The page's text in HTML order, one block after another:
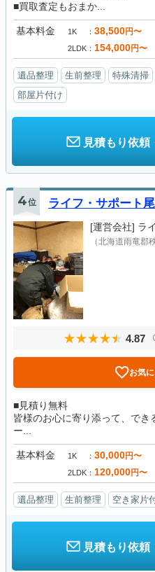
■買取査定もおまか...
基本料金 1K 38,500円〜
2LDK 154,000円〜
遺品整理 生前整理 特殊清掃
部屋片付け
見積もり依頼
4位 ライフ・サポート
[運営会社] ラ
（北海道雨竜郡
4.87
お気
■見積り無料
皆様のお心に寄り添って、で
ー...
基本料金 1K 30,000円〜
2LDK 120,000円〜
遺品整理 生前整理 空き家片
見積もり依頼